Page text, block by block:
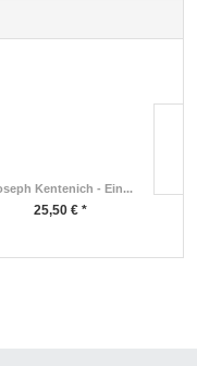
Kentenich - Ein...
25,50 € *